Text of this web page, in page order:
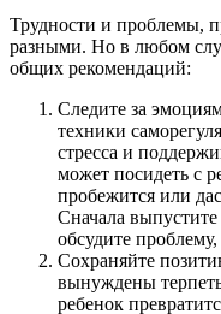
Трудности и проблемы,
разными. Но в любом
общих рекомендаций:
Следите за
техники
стресса и
может посидеть с
пробежится или
Сначала
обсудите
Сохраняйте
вынуждены
ребенок